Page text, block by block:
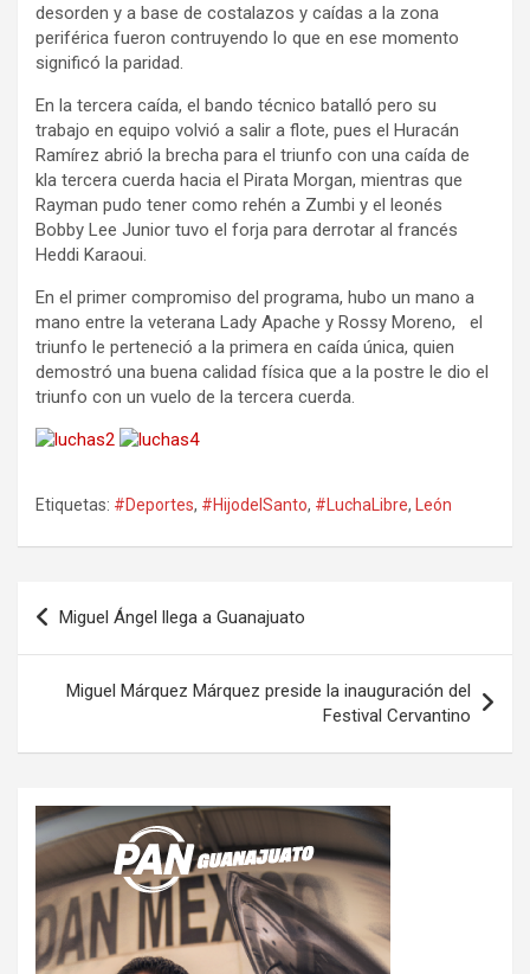
desorden y a base de costalazos y caídas a la zona
periférica fueron contruyendo lo que en ese momento
significó la paridad.
En la tercera caída, el bando técnico batalló pero su
trabajo en equipo volvió a salir a flote, pues el Huracán
Ramírez abrió la brecha para el triunfo con una caída de
kla tercera cuerda hacia el Pirata Morgan, mientras que
Rayman pudo tener como rehén a Zumbi y el leonés
Bobby Lee Junior tuvo el forja para derrotar al francés
Heddi Karaoui.
En el primer compromiso del programa, hubo un mano a
mano entre la veterana Lady Apache y Rossy Moreno, el
triunfo le perteneció a la primera en caída única, quien
demostró una buena calidad física que a la postre le dio el
triunfo con un vuelo de la tercera cuerda.
Etiquetas: #Deportes, #HijodelSanto, #LuchaLibre, León
Navegación
de
entradas
Miguel Ángel llega a Guanajuato
Miguel Márquez Márquez preside la inauguración del
Festival Cervantino